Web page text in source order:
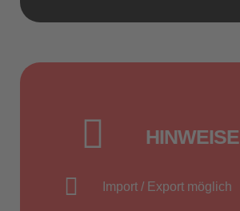
HINWEISE
Import / Export möglich